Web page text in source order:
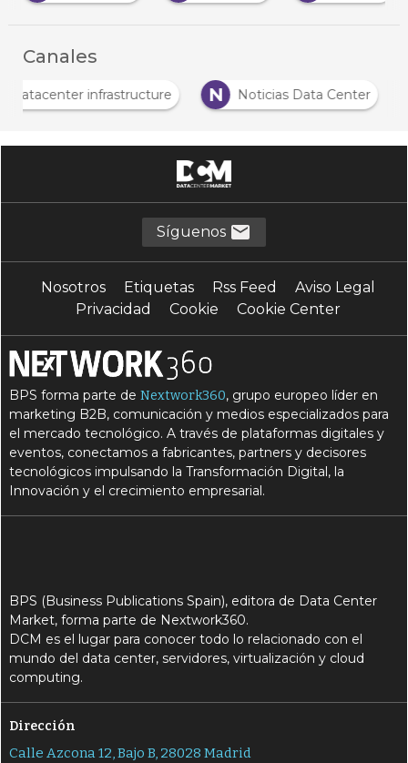
Canales
Datacenter infrastructure N Noticias Data Center
Síguenos
Nosotros Etiquetas Rss Feed
Aviso Legal
Privacidad
Cookie Cookie Center
BPS forma parte deNextwork360, grupo europeo líder en
marketing B2B, comunicación y medios especializados para
el mercado tecnológico. A través de plataformas digitales y
eventos, conectamos a fabricantes, partners y decisores
tecnológicos impulsando la Transformación Digital, la
Innovación y el crecimiento empresarial.
BPS (Business Publications Spain), editora de Data Center
Market, forma parte de Nextwork360.
DCM es el lugar para conocer todo lo relacionado con el
mundo del data center, servidores, virtualización y cloud
computing.
Dirección
Calle Azcona 12, Bajo B, 28028 Madrid